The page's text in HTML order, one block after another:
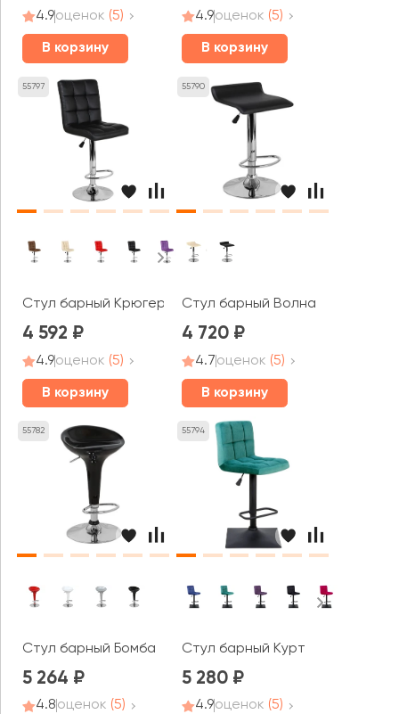
4.9оценок (5)
В корзину
4.9оценок (5)
В корзину
55797
Стул барный Крюгер
4 592
4.9оценок (5)
В корзину
55790
Стул барный Волна
4 720
4.7оценок (5)
В корзину
55782
Стул барный Бомба
5 264
4.8оценок (5)
55794
Стул барный Курт
5 280
4.9оценок (5)